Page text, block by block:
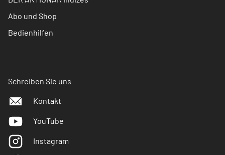
Abo und Shop
Bedienhilfen
Schreiben Sie uns
Kontakt
YouTube
Instagram